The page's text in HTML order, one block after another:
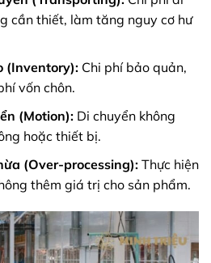
cần thiết, làm tăng nguy cơ hư
(Inventory):Chi phí bảo quản,
vốn chôn.
(Motion):Di chuyển không
hoặc thiết bị.
(Over-processing):Thực hiện
thêm giá trị cho sản phẩm.